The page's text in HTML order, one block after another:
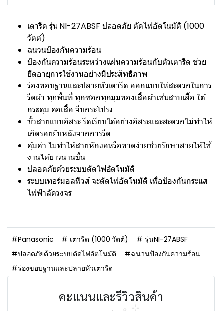
เตารีด รุ่น NI-27ABSF ปลอดภัย ตัดไฟอัตโนมัติ (1000
วัตต์)
ฉนวนป้องกันความร้อน
ป้องกันความร้อนระหว่างแผ่นความร้อนกับตัวเตารีด ช่วย
ยืดอายุการใช้งานอย่างมีประสิทธิภาพ
ร่องขอบฐานและปลายหัวเตารีด ออกแบบให้สะดวกในการ
รีดผ้า ทุกพื้นที่ ทุกซอกทุกมุมของเสื้อผ้าเช่นสาบเสื้อ ใต้
กระดุม คอเสื้อ จีบกระโปรง
ขั้วสายแบบอิสระ รีดเรียบได้อย่างอิสระและสะดวกไม่ทำให้
เกิดรอยยับหลังจากการรีด
คุ้มค่า ไม่ทำให้สายหักงอหรือขาดง่ายช่วยรักษาสายให้ใช้
งานได้ยาวนานขึ้น
ปลอดภัยด้วยระบบตัดไฟอัตโนมัติ
ระบบเทอร์มอลฟิวส์ จะตัดไฟอัตโนมัติ เพื่อป้องกันกระแส
ไฟฟ้าลัดวงจร
#Panasonic # เตารีด (1000 วัตต์)
# รุ่นNI-27ABSF
#ปลอดภัยด้วยระบบตัดไฟอัตโนมัติ
#ฉนวนป้องกันความร้อน
#ร่องขอบฐานและปลายหัวเตารีด
คะแนนและรีวิวสินค้า